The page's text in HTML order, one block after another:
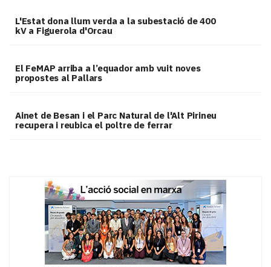
L'Estat dona llum verda a la subestació de 400
kV a Figuerola d'Orcau
El FeMAP arriba a l’equador amb vuit noves
propostes al Pallars
Ainet de Besan i el Parc Natural de l'Alt Pirineu
recupera i reubica el poltre de ferrar